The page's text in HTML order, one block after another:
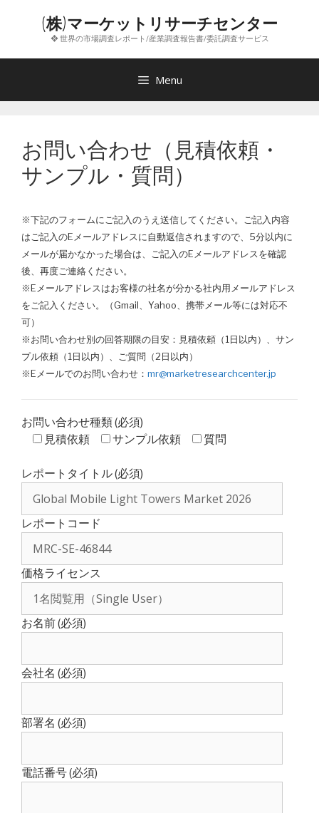
ン
(株)マーケットリサーチセンター
❖ 世界の市場調査レポート/産業調査報告書/委託調査サービス
Menu
お問い合わせ（見積依頼・
サンプル・質問）
※下記のフォームにご記入のうえ送信してください。ご記入内容
はご記入のEメールアドレスに自動返信されますので、5分以内に
メールが届かなかった場合は、ご記入のEメールアドレスを確認
後、再度ご連絡ください。
※Eメールアドレスはお客様の社名が分かる社内用メールアドレス
をご記入ください。（Gmail、Yahoo、携帯メール等には対応不
可）
※お問い合わせ別の回答期限の目安：見積依頼（1日以内）、サン
プル依頼（1日以内）、ご質問（2日以内）
※Eメールでのお問い合わせ： mr@marketresearchcenter.jp
お問い合わせ種類 (必須)
見積依頼
サンプル依頼 質問
レポートタイトル (必須)
レポートコード
価格ライセンス
お名前 (必須)
会社名 (必須)
部署名 (必須)
電話番号 (必須)